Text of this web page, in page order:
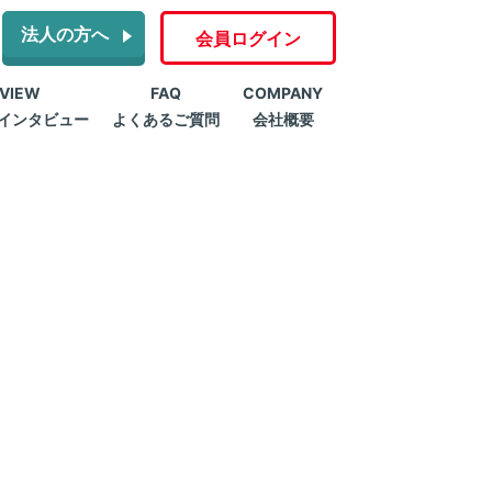
法人の方へ 会員ログイン
ンタビュー
FAQ
よくあるご質問
COMPANY
会社概要